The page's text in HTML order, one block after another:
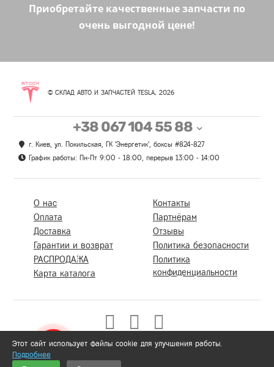
Приобретайте качественные запчасти по
очень выгодной цене!
© СКЛАД АВТО И ЗАПЧАСТЕЙ TESLA, 2026
+38 067 104 55 88
г. Киев, ул. Покильская, ГК 'Энергетик', боксы #824-827
График работы: Пн-Пт 9:00 - 18:00, перерыв 13:00 - 14:00
О нас
Оплата
Доставка
Гарантии и возврат
РАСПРОДАЖА
Карта каталога
Контакты
Партнёрам
Отзывы
Политика безопасности
Политика
конфиденциальности
Этот сайт использует файлы cookie для улучшения работы.
Подробнее